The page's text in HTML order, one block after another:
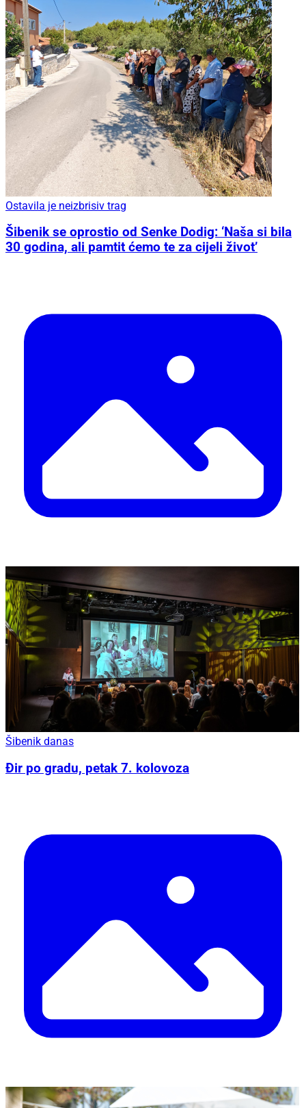
Ostavila je neizbrisiv trag
Šibenik se oprostio od Senke Dodig: ‘Naša si bila
30 godina, ali pamtit ćemo te za cijeli život’
Šibenik danas
Đir po gradu, petak 7. kolovoza